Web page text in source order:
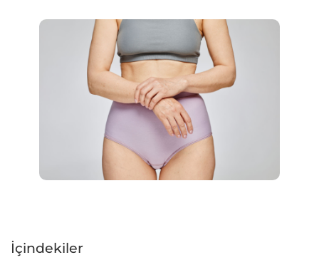
İçindekiler